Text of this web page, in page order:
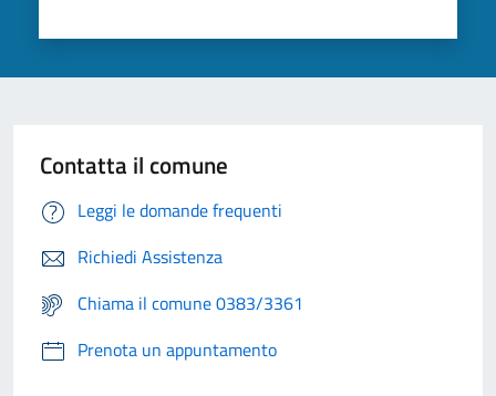
Contatta il comune
Leggi le domande frequenti
Richiedi Assistenza
Chiama il comune 0383/3361
Prenota un appuntamento